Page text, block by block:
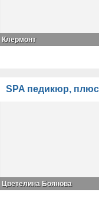
Клермонт
SPA педикюр, плюс
Цветелина Боянова